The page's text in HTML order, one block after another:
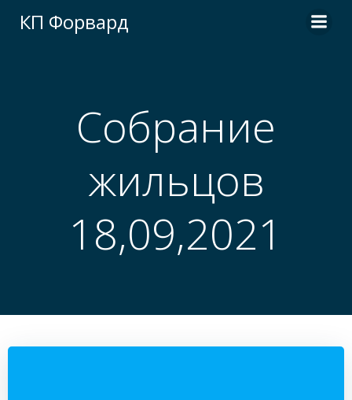
КП Форвард
Собрание
жильцов
18,09,2021